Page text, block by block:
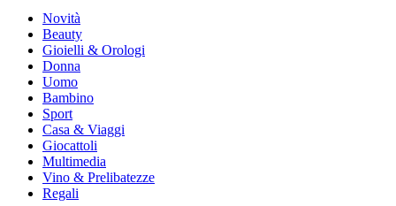
Novità
Beauty
Gioielli & Orologi
Donna
Uomo
Bambino
Sport
Casa & Viaggi
Giocattoli
Multimedia
Vino & Prelibatezze
Regali